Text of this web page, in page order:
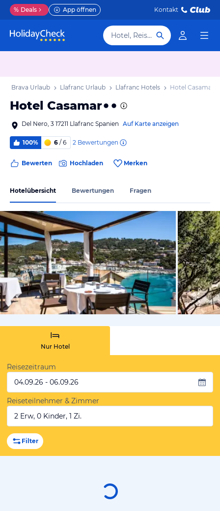
% Deals App öffnen Kontakt
Hotel, Reiseziel
Brava Urlaub Llafranc Urlaub Llafranc Hotels Hotel Casamar
Hotel Casamar
Del Nero, 3 17211 Llafranc Spanien Auf Karte anzeigen
100% 6 / 6 2 Bewertungen
Bewerten Hochladen Merken
Hotelübersicht Bewertungen Fragen
von
Nur Hotel
Reisezeitraum
04.09.26 - 06.09.26
Reiseteilnehmer & Zimmer
2 Erw, 0 Kinder, 1 Zi.
Filter